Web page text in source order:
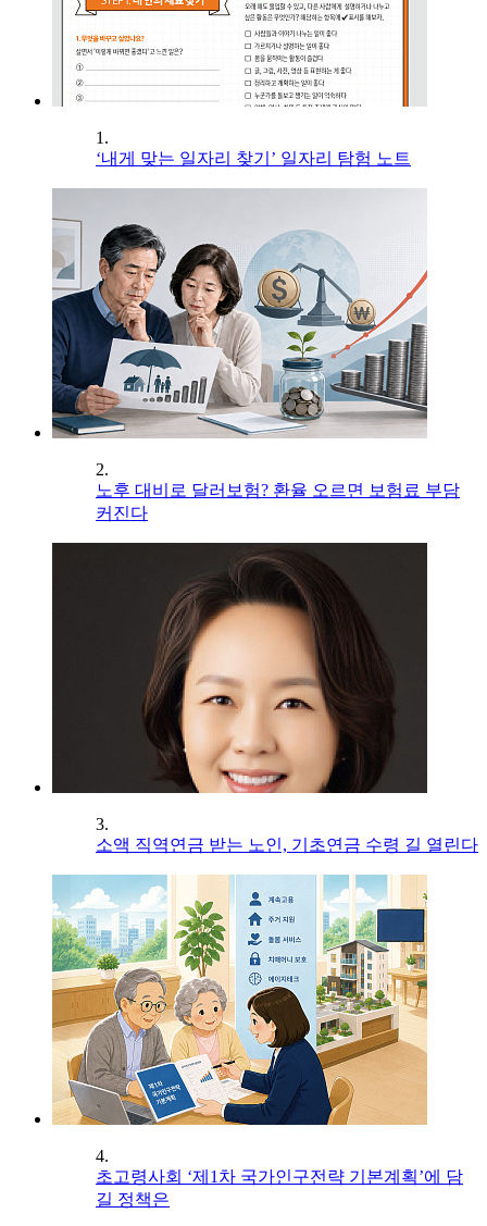
1.
‘내게 맞는 일자리 찾기’ 일자리 탐험 노트
2.
노후 대비로 달러보험? 환율 오르면 보험료 부담
커진다
3.
소액 직역연금 받는 노인, 기초연금 수령 길 열린다
4.
초고령사회 ‘제1차 국가인구전략 기본계획’에 담
길 정책은